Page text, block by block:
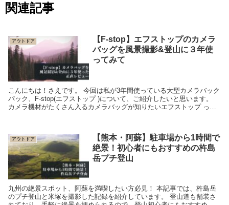
関連記事
アウトドア
【F-stop】エフストップのカメラ
バッグを風景撮影&登山に３年使
ってみて
こんにちは！さえです。 今回は私が3年間使っている大型カメラバック
パック、F-stop(エフストップ )について、ご紹介したいと思います。
カメラ機材がたくさん入るカメラバッグが知りたいエフストップ って
アウトドア
【熊本・阿蘇】駐車場から1時間で
絶景！初心者にもおすすめの杵島
岳プチ登山
九州の絶景スポット、阿蘇を満喫したい方必見！ 本記事では、杵島岳
のプチ登山と米塚を撮影した記録を紹介しています。 登山道も舗装さ